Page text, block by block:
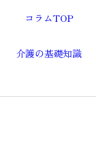
コラムTOP
介護の基礎知識